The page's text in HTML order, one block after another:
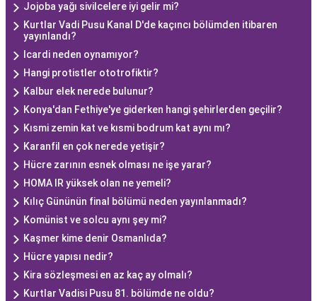
Jojoba yağı sivilcelere iyi gelir mi?
Kurtlar Vadi Pusu Kanal D'de kaçıncı bölümden itibaren
yayınlandı?
Icardi neden oynamıyor?
Hangi protistler ototrofiktir?
Kalbur elek nerede bulunur?
Konya'dan Fethiye'ye giderken hangi şehirlerden geçilir?
Kısmi zemin kat ve kısmi bodrum kat aynı mı?
Karanfil en çok nerede yetişir?
Hücre zarının esnek olması ne işe yarar?
HOMA IR yüksek olan ne yemeli?
Kılıç Gününün final bölümü neden yayınlanmadı?
Komünist ve solcu aynı şey mi?
Kaşmer kime denir Osmanlıda?
Hücre yapısı nedir?
Kira sözleşmesi en az kaç ay olmalı?
Kurtlar Vadisi Pusu 81. bölümde ne oldu?